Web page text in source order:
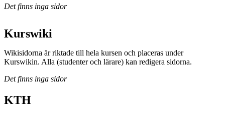
Det finns inga sidor
Kurswiki
Wikisidorna är riktade till hela kursen och placeras under
Kurswikin. Alla (studenter och lärare) kan redigera sidorna.
Det finns inga sidor
KTH